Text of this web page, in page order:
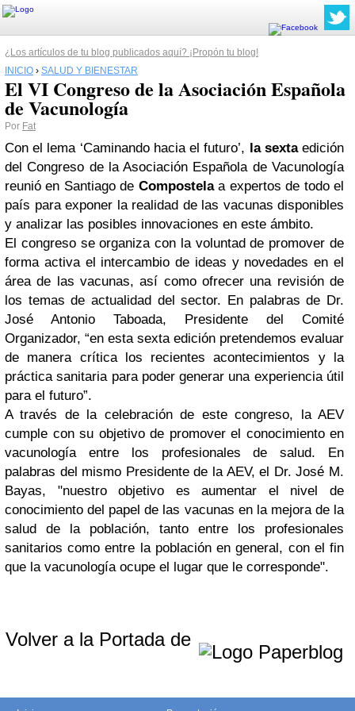
¿Los artículos de tu blog publicados aquí? ¡Propón tu blog!
INICIO › SALUD Y BIENESTAR
El VI Congreso de la Asociación Española
de Vacunología
Por Fat
Con el lema ‘Caminando hacia el futuro’, la sextaedición
del Congreso de la Asociación Española de Vacunología
reunió en Santiago de Compostelaa expertos de todo el
país para exponer la realidad de las vacunas disponibles
y analizar las posibles innovaciones en este ámbito.
El congreso se organiza con la voluntad de promover de
forma activa el intercambio de ideas y novedades en el
área de las vacunas, así como ofrecer una revisión de
los temas de actualidad del sector. En palabras de Dr.
José Antonio Taboada, Presidente del Comité
Organizador, “en esta sexta edición pretendemos evaluar
de manera crítica los recientes acontecimientos y la
práctica sanitaria para poder generar una experiencia útil
para el futuro”.
A través de la celebración de este congreso, la AEV
cumple con su objetivo de promover el conocimiento en
vacunología entre los profesionales de salud. En
palabras del mismo Presidente de la AEV, el Dr. José M.
Bayas, "nuestro objetivo es aumentar el nivel de
conocimiento del papel de las vacunas en la mejora de la
salud de la población, tanto entre los profesionales
sanitarios como entre la población en general, con el fin
que la vacunología ocupe el lugar que le corresponde".
Volver a la Portada de